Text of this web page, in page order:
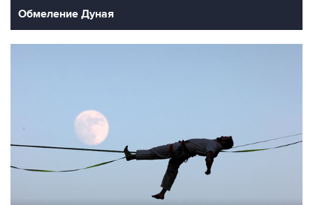
Обмеление Дуная